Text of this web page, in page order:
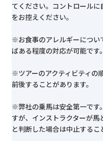
てください。コントロール
をお控えください。
※お食事のアレルギーについ
ばある程度の対応が可能です
※ツアーのアクティビティの
前後することがあります。
※弊社の乗馬は安全第一です
すが、インストラクターが
と判断した場合は中止するこ